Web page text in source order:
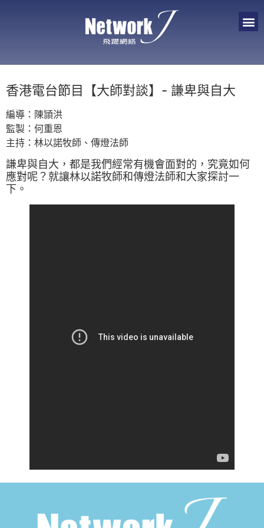
香港電台節目【大師對談】- 謙卑與自大
編導：陳頴洪
監製：何重恩
主持：林以諾牧師、傳燈法師
謙卑與自大，都是我們經常有機會面對的，究竟如何
應對呢？就讓林以諾牧師和傳燈法師和大家探討一
下。